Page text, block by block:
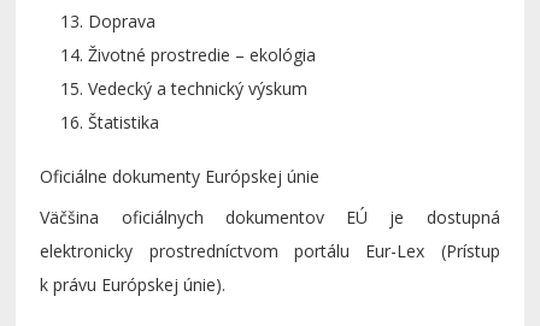
Doprava
Životné prostredie – ekológia
Vedecký a technický výskum
Štatistika
Oficiálne dokumenty Európskej únie
Väčšina oficiálnych dokumentov EÚ je dostupná
elektronicky prostredníctvom portálu Eur-Lex (Prístup
k právu Európskej únie).